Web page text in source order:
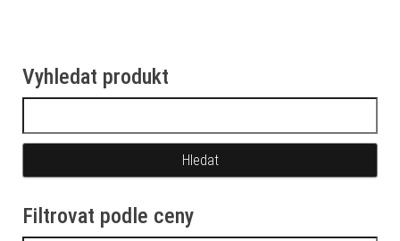
Vyhledat produkt
Filtrovat podle ceny